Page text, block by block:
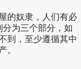
的奴隶，人们有必
为三个部分，如
到，至少遵循其中
。